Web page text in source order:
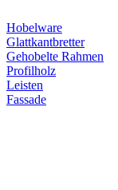
Hobelware
Glattkantbretter
Gehobelte Rahmen
Profilholz
Leisten
Fassade